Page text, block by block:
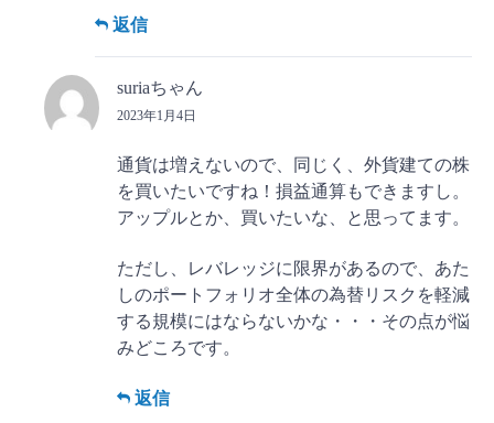
返信
suriaちゃん
2023年1月4日
通貨は増えないので、同じく、外貨建ての株
を買いたいですね！損益通算もできますし。
アップルとか、買いたいな、と思ってます。
ただし、レバレッジに限界があるので、あた
しのポートフォリオ全体の為替リスクを軽減
する規模にはならないかな・・・その点が悩
みどころです。
返信